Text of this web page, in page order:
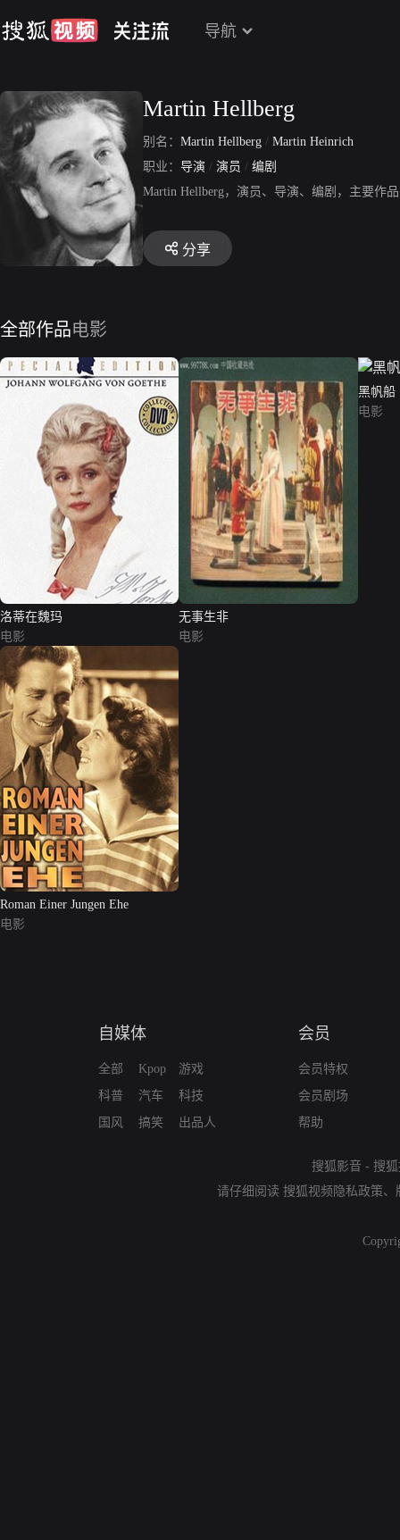
导航
Martin Hellberg
别名： Martin Hellberg / Martin Heinrich
职业： 导演 / 演员 / 编剧
Martin Hellberg，演员、导演、编剧，主要作
分享
全部作品电影
洛蒂在魏玛
电影
无事生非
电影
黑帆船
电影
Roman Einer Jungen Ehe
电影
自媒体
全部
科普
国风
Kpop
汽车
搞笑
游戏
科技
出品人
会员
会员特权
会员剧场
帮助
搜狐影音 - 搜
请仔细阅读 搜狐视频隐私政策、